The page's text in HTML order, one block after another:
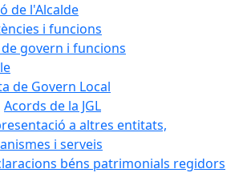
de l'Alcalde
i funcions
govern i funcions
de Govern Local
Acords de la JGL
a altres entitats,
i serveis
béns patrimonials regidors